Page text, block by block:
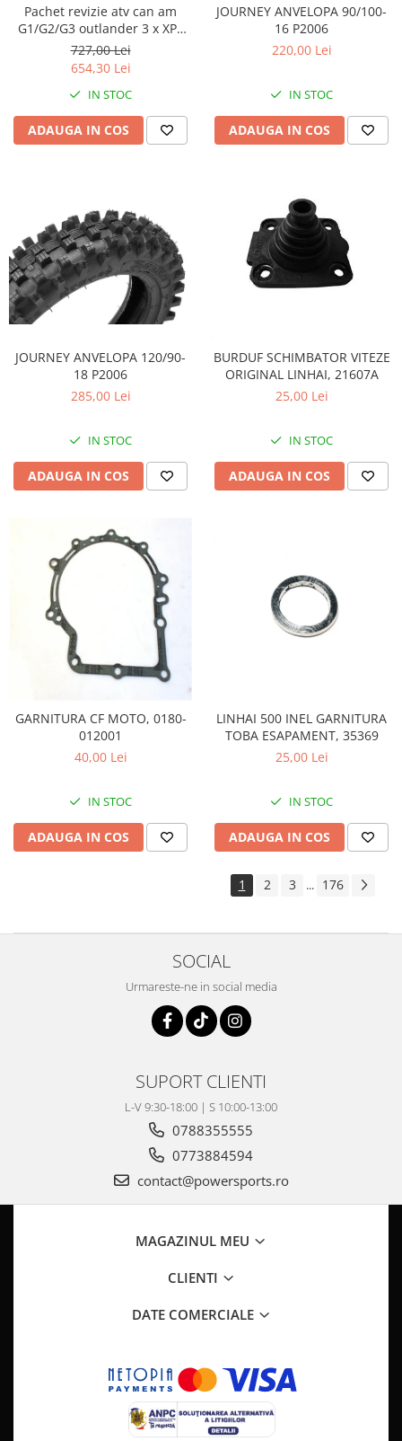
Pachet revizie atv can am
G1/G2/G3 outlander 3 x XPS
can am ulei 5w40 BRP, ULEI
GRUP FATA XPS 75W90, ULEI
GRUP SPATE SI CUTIE
75W140.FILTRU ULEI ORIGINAL
CAN AM
727,00 Lei
654,30 Lei
IN STOC
ADAUGA IN COS
JOURNEY ANVELOPA 90/100-
16 P2006
220,00 Lei
IN STOC
ADAUGA IN COS
JOURNEY ANVELOPA 120/90-
18 P2006
285,00 Lei
IN STOC
ADAUGA IN COS
BURDUF SCHIMBATOR VITEZE
ORIGINAL LINHAI, 21607A
25,00 Lei
IN STOC
ADAUGA IN COS
GARNITURA CF MOTO, 0180-
012001
40,00 Lei
IN STOC
ADAUGA IN COS
LINHAI 500 INEL GARNITURA
TOBA ESAPAMENT, 35369
25,00 Lei
IN STOC
ADAUGA IN COS
1 2 3 ... 176
SOCIAL
Urmareste-ne in social media
SUPORT CLIENTI
L-V 9:30-18:00 | S 10:00-13:00
0788355555
0773884594
contact@powersports.ro
MAGAZINUL MEU
CLIENTI
DATE COMERCIALE